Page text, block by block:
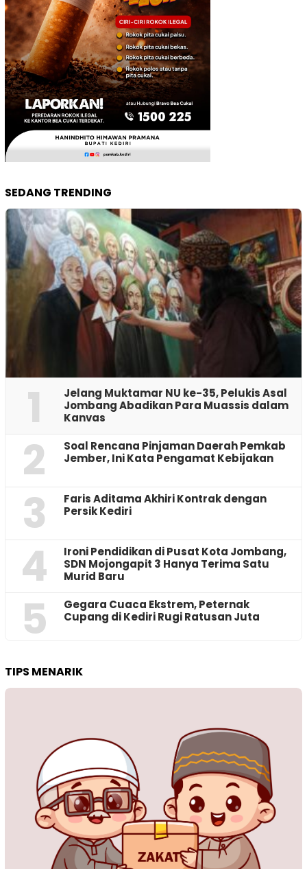
SEDANG TRENDING
1
Jelang Muktamar NU ke-35, Pelukis Asal
Jombang Abadikan Para Muassis dalam
Kanvas
2
‎Soal Rencana Pinjaman Daerah Pemkab
Jember, Ini Kata Pengamat Kebijakan ‎
3
Faris Aditama Akhiri Kontrak dengan
Persik Kediri
4
Ironi Pendidikan di Pusat Kota Jombang,
SDN Mojongapit 3 Hanya Terima Satu
Murid Baru
5
‎Gegara Cuaca Ekstrem, Peternak
Cupang di Kediri Rugi Ratusan Juta
TIPS MENARIK